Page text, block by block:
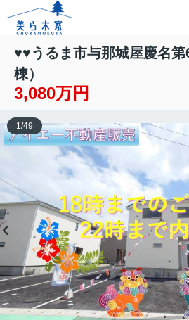
♥♥うるま市与那城屋慶名
棟）
3,080万円
1/49